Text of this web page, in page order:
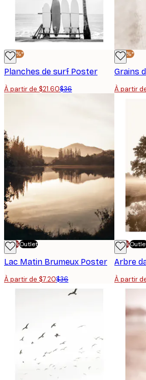
-40%*
Planches de surf Poster
À partir de $21.60$36
-40%*
Grains
À partir
-70%Outlet
Lac Matin Brumeux Poster
À partir de $7.20$36
-70%
Arbre
À partir